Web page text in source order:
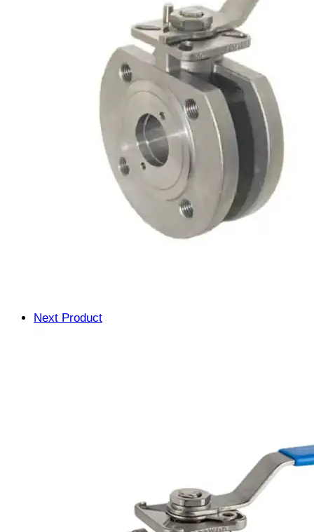
Next Product